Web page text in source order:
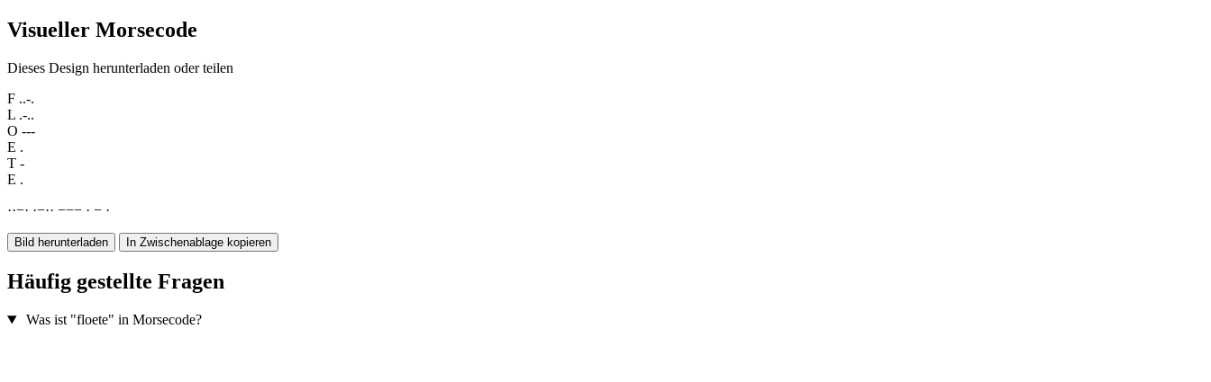
Visueller Morsecode
Dieses Design herunterladen oder teilen
F ..-.
L .-..
O ---
E .
T -
E .
··−· ·−·· −−− · − ·
Bild herunterladen In Zwischenablage kopieren
Häufig gestellte Fragen
Was ist "floete" in Morsecode?